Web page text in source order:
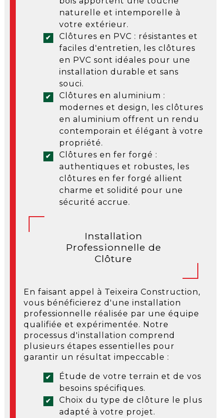
naturelle et intemporelle à
votre extérieur.
Clôtures en PVC : résistantes et
faciles d'entretien, les clôtures
en PVC sont idéales pour une
installation durable et sans
souci.
Clôtures en aluminium :
modernes et design, les clôtures
en aluminium offrent un rendu
contemporain et élégant à votre
propriété.
Clôtures en fer forgé :
authentiques et robustes, les
clôtures en fer forgé allient
charme et solidité pour une
sécurité accrue.
Installation
Professionnelle de
Clôture
En faisant appel à Teixeira Construction,
vous bénéficierez d'une installation
professionnelle réalisée par une équipe
qualifiée et expérimentée. Notre
processus d'installation comprend
plusieurs étapes essentielles pour
garantir un résultat impeccable :
Étude de votre terrain et de vos
besoins spécifiques.
Choix du type de clôture le plus
adapté à votre projet.